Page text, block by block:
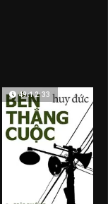
49:12:33